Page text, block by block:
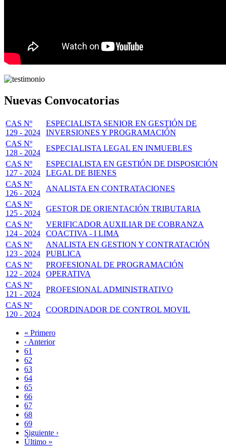
Nuevas Convocatorias
CAS Nº
129 - 2024
ESPECIALISTA SENIOR EN GESTIÓN DE
INVERSIONES Y PROGRAMACIÓN
CAS Nº
128 - 2024
ESPECIALISTA LEGAL EN INMUEBLES
CAS Nº
127 - 2024
ESPECIALISTA EN GESTIÓN DE DISPOSICIÓN
LEGAL DE BIENES
CAS Nº
126 - 2024
ANALISTA EN CONTRATACIONES
CAS Nº
125 - 2024
GESTOR DE ORIENTACIÓN TRIBUTARIA
CAS Nº
124 - 2024
VERIFICADOR AUXILIAR DE COBRANZA
COACTIVA - I LIMA
CAS Nº
123 - 2024
ANALISTA EN GESTION Y CONTRATACIÓN
PUBLICA
CAS Nº
122 - 2024
PROFESIONAL DE PROGRAMACIÓN
OPERATIVA
CAS Nº
121 - 2024
PROFESIONAL ADMINISTRATIVO
CAS Nº
120 - 2024
COORDINADOR DE CONTROL MOVIL
Paginación
Primera
página
« Primero
Página
anterior
‹ Anterior
Page
61
Page
62
Page
63
Page
64
Página
actual
65
Page
66
Page
67
Page
68
Page
69
Siguiente
página
Siguiente ›
Última
Último »